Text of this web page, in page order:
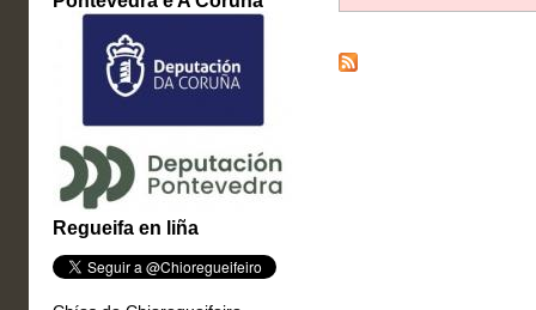
Regueifa en liña